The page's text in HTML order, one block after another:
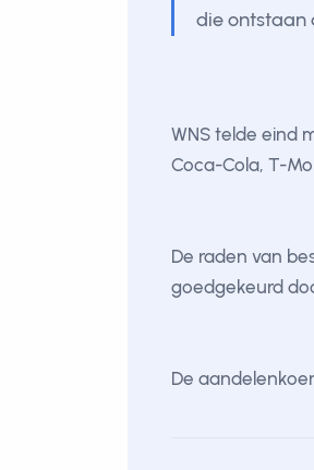
die ontstaan
WNS telde eind
Coca-Cola, T-
De raden van
goedgekeurd
De